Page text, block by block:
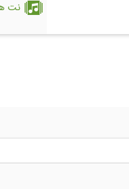
نت